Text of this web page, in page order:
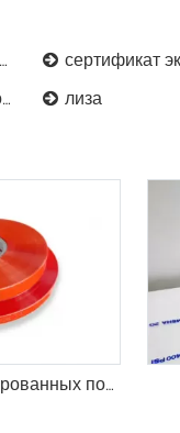
сертификат
лиза
печать на вулканизированных полосах шланга